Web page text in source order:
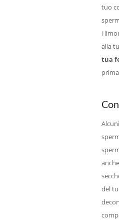
tuo
i
alla
tua
del